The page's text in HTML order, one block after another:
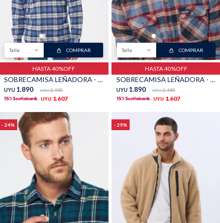
Talle COMPRAR
HASTA 40%OFF
SOBRECAMISA LEÑADORA - Gris
UYU 1.890 UYU 2.490
UYU 1.607
Talle COMPRAR
HASTA 40%OFF
SOBRECAMISA LEÑADORA - Tostado
UYU 1.890 UYU 2.490
UYU 1.607
24 29